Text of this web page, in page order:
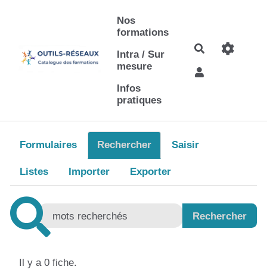
Aller au contenu principal
Nos
formations
Intra / Sur
mesure
Infos
pratiques
Rechercher
Formulaires Rechercher Saisir
Listes Importer Exporter
Il y a 0 fiche.